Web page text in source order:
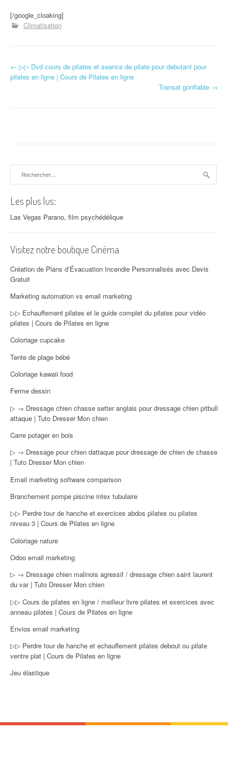
[/google_cloaking]
Climatisation
Navigation d'article
← ▷▷ Dvd cours de pilates et seance de pilate pour debutant pour
pilates en ligne | Cours de Pilates en ligne
Transat gonflable →
Les plus lus:
Las Vegas Parano, film psychédélique
Visitez notre boutique Cinéma
Création de Plans d’Évacuation Incendie Personnalisés avec Devis
Gratuit
Marketing automation vs email marketing
▷▷ Echauffement pilates et le guide complet du pilates pour vidéo
pilates | Cours de Pilates en ligne
Coloriage cupcake
Tente de plage bébé
Coloriage kawaii food
Ferme dessin
▷ → Dressage chien chasse setter anglais pour dressage chien pitbull
attaque | Tuto Dresser Mon chien
Carre potager en bois
▷ → Dressage pour chien dattaque pour dressage de chien de chasse
| Tuto Dresser Mon chien
Email marketing software comparison
Branchement pompe piscine intex tubulaire
▷▷ Perdre tour de hanche et exercices abdos pilates ou pilates
niveau 3 | Cours de Pilates en ligne
Coloriage nature
Odoo email marketing
▷ → Dressage chien malinois agressif / dressage chien saint laurent
du var | Tuto Dresser Mon chien
▷▷ Cours de pilates en ligne / meilleur livre pilates et exercices avec
anneau pilates | Cours de Pilates en ligne
Envios email marketing
▷▷ Perdre tour de hanche et echauffement pilates debout ou pilate
ventre plat | Cours de Pilates en ligne
Jeu élastique